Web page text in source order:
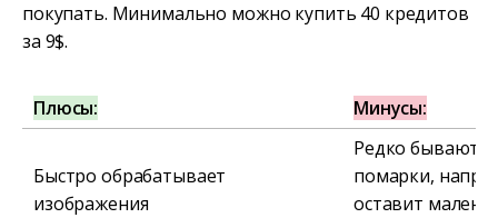
покупать. Минимально можно купить 40 кредитов
за 9$.
Плюсы: Минусы:
Быстро обрабатывает
изображения
Редко бывают
помарки,
оставит